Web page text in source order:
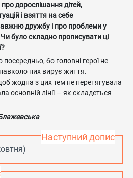
дорослішання дітей,
і взяття на себе
дружбу і про проблеми у
Чи було складно прописувати ці
посередньо, бо головні герої не
них вирує життя.
жодна з цих тем не перетягувала
основній лінії — як складеться
Наступний допис